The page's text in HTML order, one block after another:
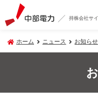
持株会社サ
ホーム ニュース お知らせ